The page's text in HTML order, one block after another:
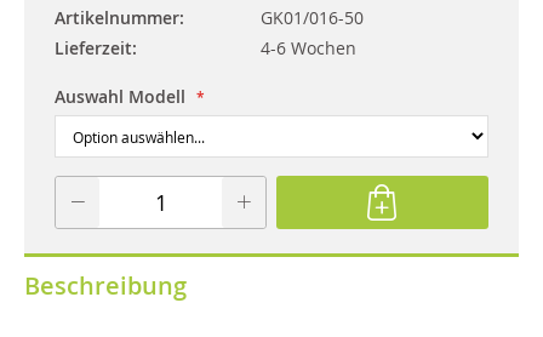
Artikelnummer
GK01/016-50
Lieferzeit
4-6 Wochen
Auswahl Modell
Beschreibung